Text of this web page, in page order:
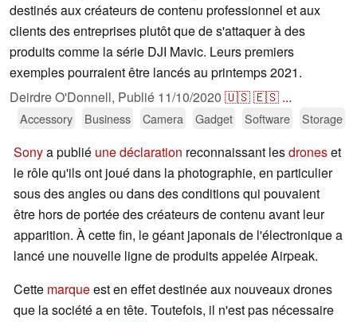
destinés aux créateurs de contenu professionnel et aux
clients des entreprises plutôt que de s'attaquer à des
produits comme la série DJI Mavic. Leurs premiers
exemples pourraient être lancés au printemps 2021.
Deirdre O'Donnell, Publié 11/10/2020 🇺🇸🇪🇸 ...
Accessory Business Camera Gadget Software Storage
Sonya publié une déclaration reconnaissant lesdroneset
le rôle qu'ils ont joué dans la photographie, en particulier
sous des angles ou dans des conditions qui pouvaient
être hors de portée des créateurs de contenu avant leur
apparition. À cette fin, le géant japonais de l'électronique a
lancé une nouvelle ligne de produits appelée Airpeak.
Cette marqueest en effet destinée aux nouveaux drones
que la société a en tête. Toutefois, il n'est pas nécessaire